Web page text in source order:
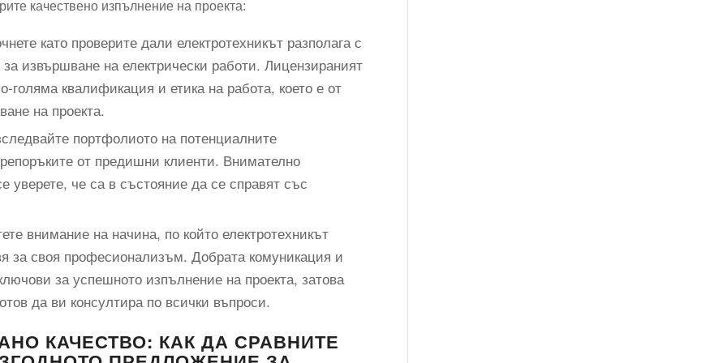
качествено изпълнение на проекта:
като проверите дали електротехникът разполага с
извършване на електрически работи. Лицензираният
квалификация и етика на работа, което е от
на проекта.
портфолиото на потенциалните
от предишни клиенти. Внимателно
уверете, че са в състояние да се справят със
внимание на начина, по който електротехникът
за своя професионализъм. Добрата комуникация и
за успешното изпълнение на проекта, затова
да ви консултира по всички въпроси.
КАЧЕСТВО: КАК ДА СРАВНИТЕ